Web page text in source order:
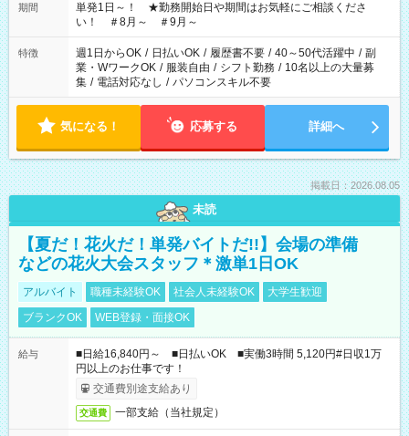
期間
単発1日～！ ★勤務開始日や期間はお気軽にご相談くださ
い！ ＃8月～ ＃9月～
特徴 週1日からOK / 日払いOK / 履歴書不要 / 40～50代活躍中 / 副
業・WワークOK / 服装自由 / シフト勤務 / 10名以上の大量募
集 / 電話対応なし / パソコンスキル不要
気になる！ 応募する 詳細へ
掲載日：2026.08.05
未読
【夏だ！花火だ！単発バイトだ!!】会場の準備
などの花火大会スタッフ＊激単1日OK
アルバイト 職種未経験OK 社会人未経験OK
大学生歓迎
ブランクOK
WEB登録・面接OK
給与
■日給16,840円～ ■日払いOK ■実働3時間 5,120円#日収1万
円以上のお仕事です！
交通費別途支給あり
交通費 一部支給（当社規定）